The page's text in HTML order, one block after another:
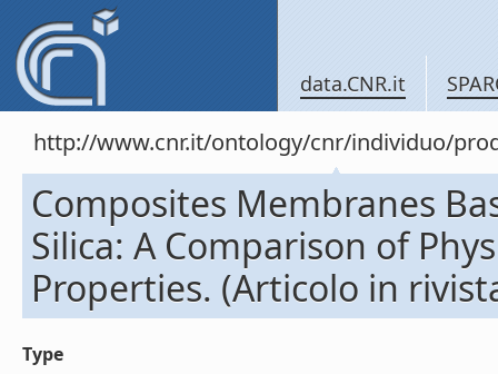
data.CNR.it
http://www.cnr.it/ontology/cnr/individuo/
Composites Membranes
Silica: A Comparison of
Properties. (Articolo in
Type